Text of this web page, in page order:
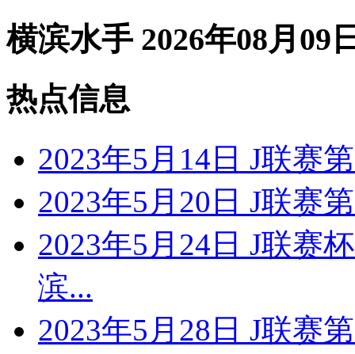
横滨水手 2026年08月09
热点信息
2023年5月14日 J联赛
2023年5月20日 J联赛
2023年5月24日 J联赛
滨...
2023年5月28日 J联赛